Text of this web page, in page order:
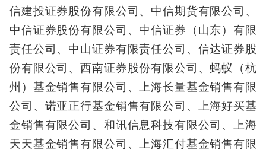
信建投证券股份有限公司、中信期货有限公司、
中信证券股份有限公司、中信证券（山东）有限
责任公司、中山证券有限责任公司、信达证券股
份有限公司、西南证券股份有限公司、蚂蚁（杭
州）基金销售有限公司、上海长量基金销售有限
公司、诺亚正行基金销售有限公司、上海好买基
金销售有限公司、和讯信息科技有限公司、上海
天天基金销售有限公司、上海汇付基金销售有限